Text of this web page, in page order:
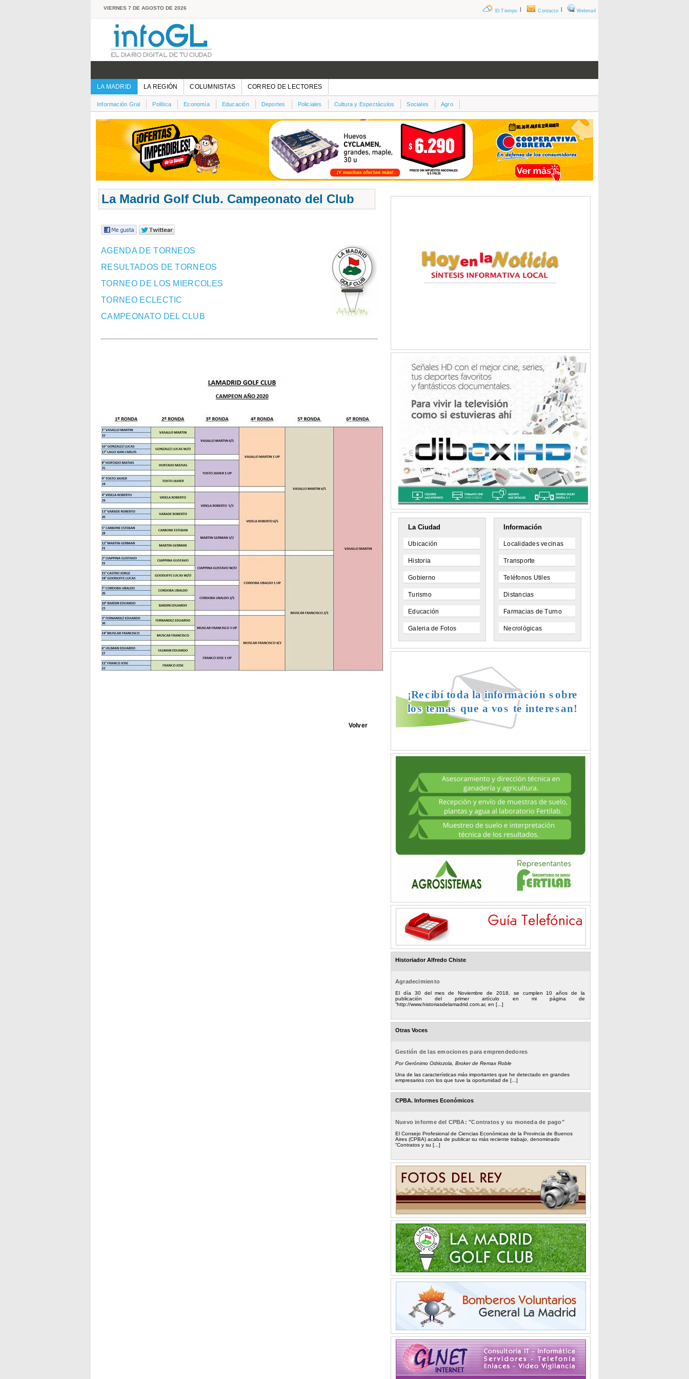
VIERNES 7 DE AGOSTO DE 2026 Webmail
|
Contacto
|
El Tiempo
LA MADRID LA REGIÓN COLUMNISTAS CORREO DE LECTORES
Información Gral Política Economía Educación Deportes Policiales Cultura y Espectáculos Sociales Agro
La Madrid Golf Club. Campeonato del Club
AGENDA DE TORNEOS
RESULTADOS DE TORNEOS
TORNEO DE LOS MIERCOLES
TORNEO ECLECTIC
CAMPEONATO DEL CLUB
Volver
La Ciudad
Ubicación
Historia
Gobierno
Turismo
Educación
Galeria de Fotos
Información
Localidades vecinas
Transporte
Teléfonos Utiles
Distancias
Farmacias de Turno
Necrológicas
Historiador Alfredo Chiste
Agradecimiento
El día 30 del mes de Noviembre de 2018, se cumplen 10 años de la
publicación del primer artículo en mi página de
“http://www.historiasdelamadrid.com.ar, en [...]
Otras Voces
Gestión de las emociones para emprendedores
Por Gerónimo Odriozola, Broker de Remax Roble
Una de las características más importantes que he detectado en grandes
empresarios con los que tuve la oportunidad de [...]
CPBA. Informes Económicos
Nuevo informe del CPBA: "Contratos y su moneda de pago"
El Consejo Profesional de Ciencias Económicas de la Provincia de Buenos
Aires (CPBA) acaba de publicar su más reciente trabajo, denominado
“Contratos y su [...]